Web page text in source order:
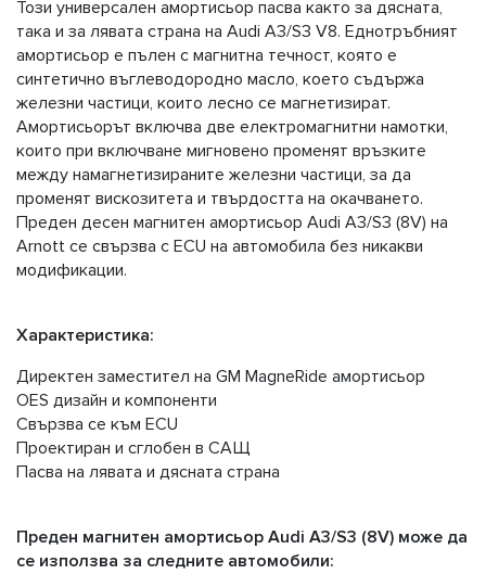
Този универсален амортисьор пасва както за дясната,
така и за лявата страна на Audi A3/S3 V8. Еднотръбният
амортисьор е пълен с магнитна течност, която е
синтетично въглеводородно масло, което съдържа
железни частици, които лесно се магнетизират.
Амортисьорът включва две електромагнитни намотки,
които при включване мигновено променят връзките
между намагнетизираните железни частици, за да
променят вискозитета и твърдостта на окачването.
Преден десен магнитен амортисьор Audi A3/S3 (8V) на
Arnott се свързва с ECU на автомобила без никакви
модификации.
Характеристика:
Директен заместител на GM MagneRide амортисьор
OES дизайн и компоненти
Свързва се към ECU
Проектиран и сглобен в САЩ
Пасва на лявата и дясната страна
Преден магнитен амортисьор Audi A3/S3 (8V) може да
се използва за следните автомобили: